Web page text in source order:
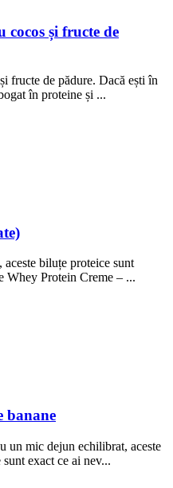
cocos și fructe de
fructe de pădure. Dacă ești în
în proteine și ...
biluțe proteice sunt
Whey Protein Creme – ...
banane
un mic dejun echilibrat, aceste
exact ce ai nev...